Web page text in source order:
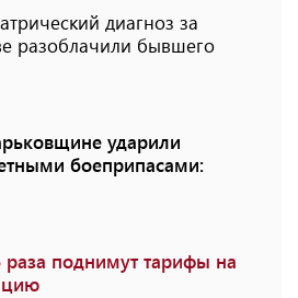
диагноз за
разоблачили бывшего
ударили
боеприпасами:
раза поднимут тарифы на